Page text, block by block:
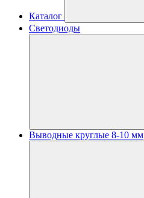
Каталог
Светодиоды
Выводные круглые 8-10 мм